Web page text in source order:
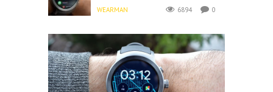
WEARMAN 6894 0